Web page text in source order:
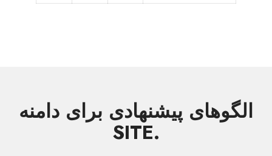
الگوهای پیشنهادی برای دامنه
.SITE